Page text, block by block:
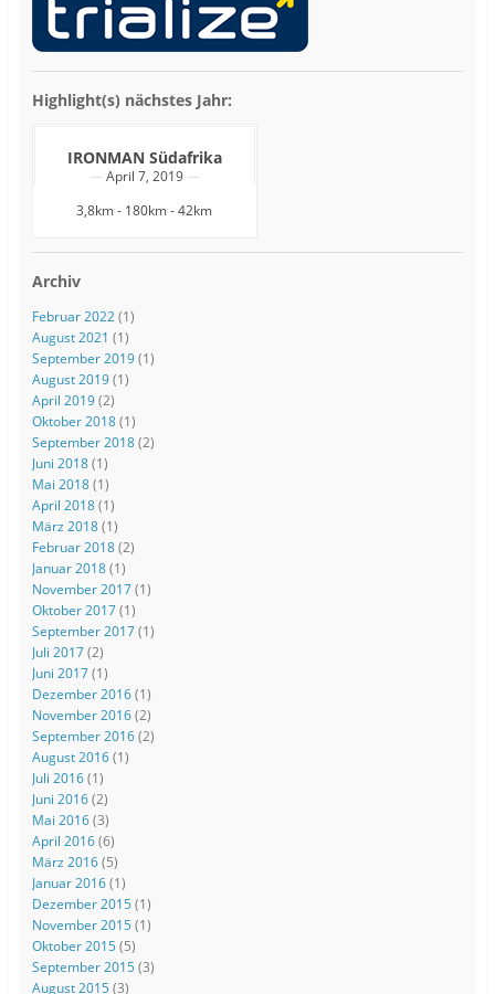
Highlight(s) nächstes Jahr:
IRONMAN Südafrika
April 7, 2019
3,8km - 180km - 42km
Archiv
Februar 2022(1)
August 2021 (1)
September 2019(1)
August 2019(1)
April 2019(2)
Oktober 2018(1)
September 2018(2)
Juni 2018(1)
Mai 2018(1)
April 2018(1)
März 2018(1)
Februar 2018(2)
Januar 2018(1)
November 2017(1)
Oktober 2017(1)
September 2017(1)
Juli 2017(2)
Juni 2017(1)
Dezember 2016(1)
November 2016(2)
September 2016(2)
August 2016(1)
Juli 2016(1)
Juni 2016(2)
Mai 2016(3)
April 2016(6)
März 2016(5)
Januar 2016(1)
Dezember 2015(1)
November 2015(1)
Oktober 2015(5)
September 2015(3)
August 2015(3)